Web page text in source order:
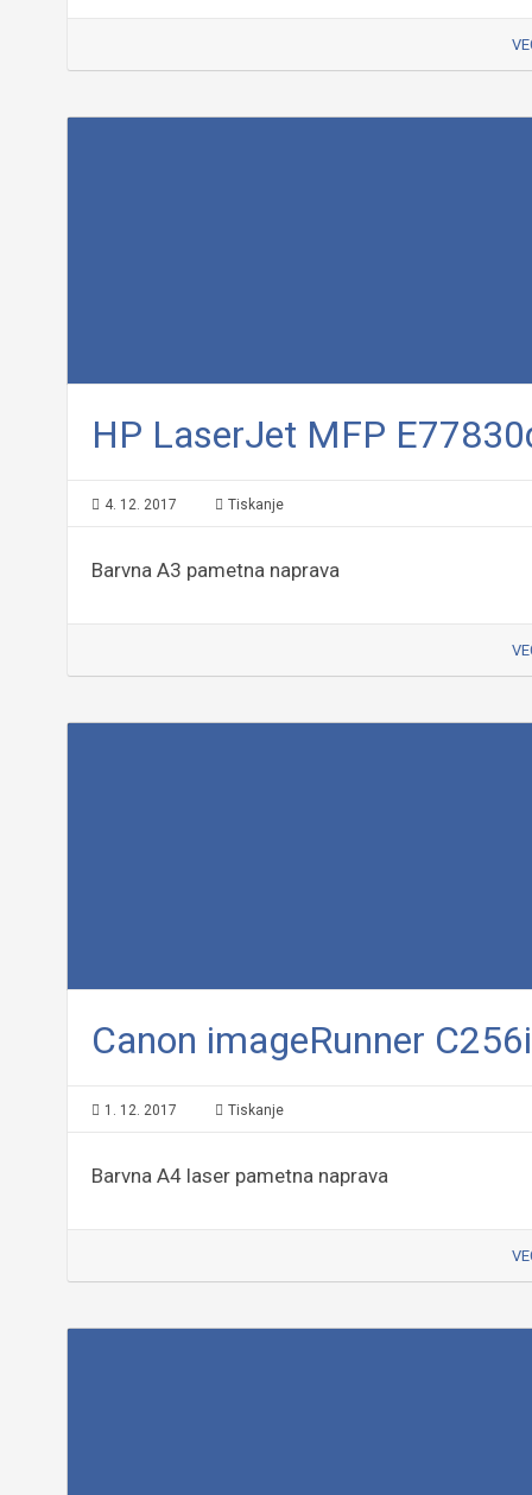
HP LaserJet MFP
4. 12. 2017 Tiskanje
Barvna A3 pametna naprava
Canon imageRunner
1. 12. 2017 Tiskanje
Barvna A4 laser pametna naprava